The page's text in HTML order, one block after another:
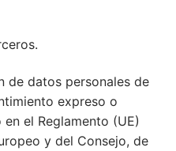
de datos personales de
expreso o
el Reglamento (UE)
y del Consejo, de